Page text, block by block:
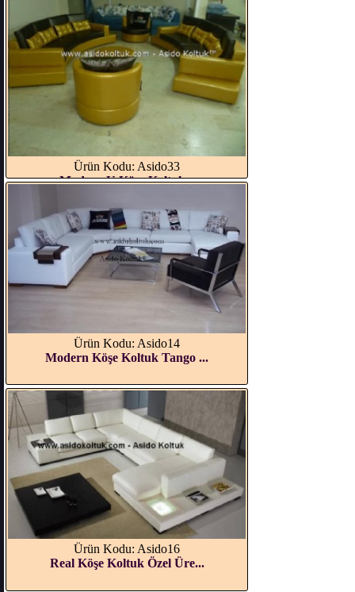
Ürün Kodu: Asido33
Modern U Köşe Koltuk...
Ürün Kodu: Asido14
Modern Köşe Koltuk Tango ...
Ürün Kodu: Asido16
Real Köşe Koltuk Özel Üre...